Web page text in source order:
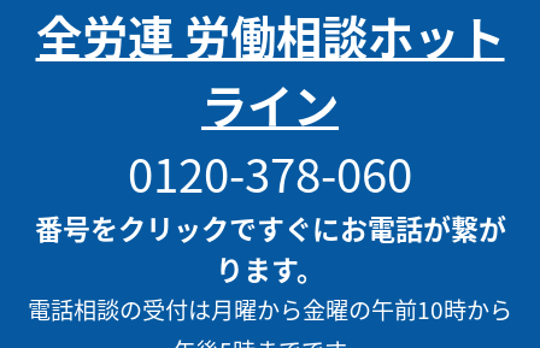
全労連 労働相談ホット
ライン
0120-378-060
番号をクリックですぐにお電話が繋が
ります。
電話相談の受付は月曜から金曜の午前10時から